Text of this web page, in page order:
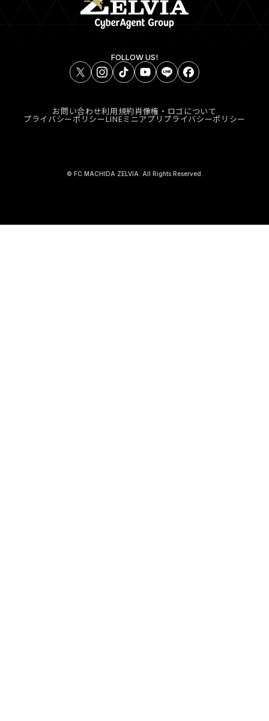
FOLLOW US!
お問い合わせ利用規約肖像権・ロゴについて
プライバシーポリシーLINEミニアプリプライバシーポリシー
© FC MACHIDA ZELVIA. All Rights Reserved.